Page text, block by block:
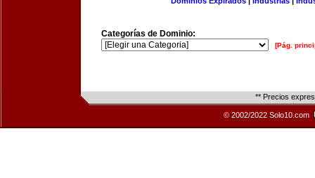
Categorías de Dominio:
[Pág.
** Precios
© 2002/2022 Solo10.com